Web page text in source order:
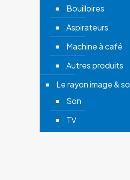
Bouilloires
Aspirateurs
Machine à café
Autres produits
Le rayon image &
Son
TV